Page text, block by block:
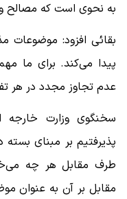
به نحوی است که مصالح و
بقائی افزود: موضوعات
پیدا می‌کند. برای ما
عدم تجاوز مجدد در هر
سخنگوی وزارت
پذیرفتیم بر مبنای
طرف مقابل هر چه
مقابل بر آن به‌ عنوان